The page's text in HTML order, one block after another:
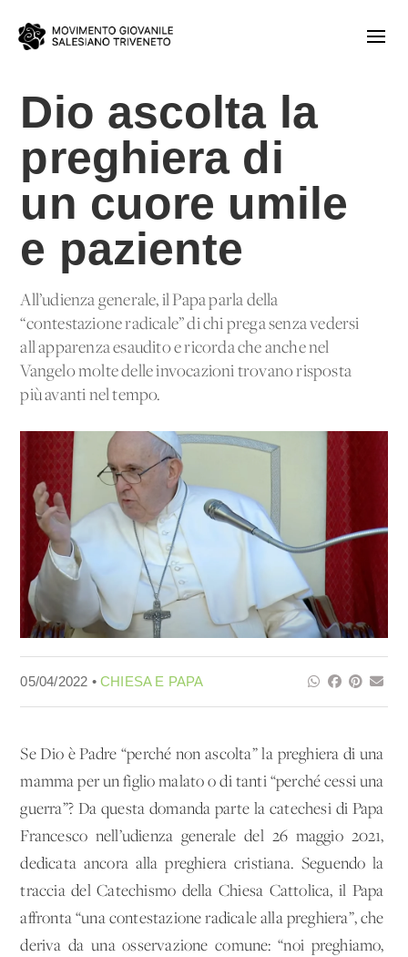
Dio ascolta la
preghiera di
un cuore umile
e paziente
All’udienza generale, il Papa parla della
“contestazione radicale” di chi prega senza vedersi
all'apparenza esaudito e ricorda che anche nel
Vangelo molte delle invocazioni trovano risposta
più avanti nel tempo.
05/04/2022 •CHIESA E PAPA
Se Dio è Padre “perché non ascolta” la preghiera di una
mamma per un figlio malato o di tanti “perché cessi una
guerra”? Da questa domanda parte la catechesi di Papa
Francesco nell’udienza generale del 26 maggio 2021,
dedicata ancora alla preghiera cristiana. Seguendo la
traccia del Catechismo della Chiesa Cattolica, il Papa
affronta “una contestazione radicale alla preghiera”, che
deriva da una osservazione comune: “noi preghiamo,